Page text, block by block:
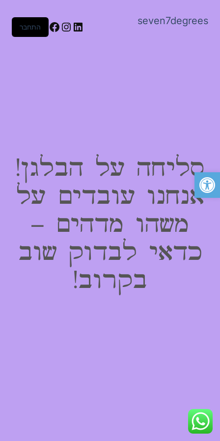
פתח סרגל נגישות
seven7degrees
LinkedIn
Instagram
Facebook
התחבר
סליחה על הבלגן!
אנחנו עובדים על
משהו מדהים –
כדאי לבדוק שוב
בקרוב!